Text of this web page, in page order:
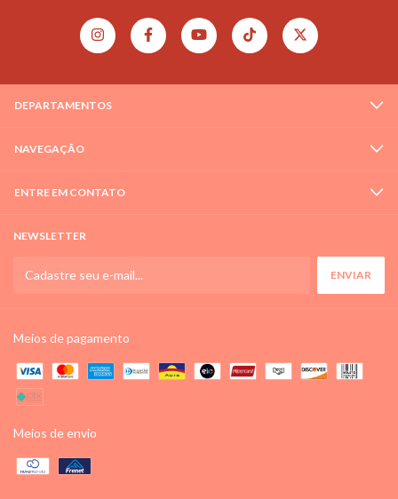
DEPARTAMENTOS
NAVEGAÇÃO
ENTRE EM CONTATO
NEWSLETTER
Meios de pagamento
Meios de envio